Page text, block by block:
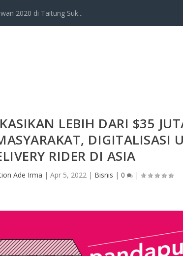
2020 di Taitung Suk...
LEBIH DARI $35
DIGITALISASI
RIDER DI ASIA
Ade Irma |Apr 5, 2022 | Bisnis |0 |